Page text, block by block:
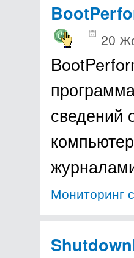
20
сведений
Мониторинг